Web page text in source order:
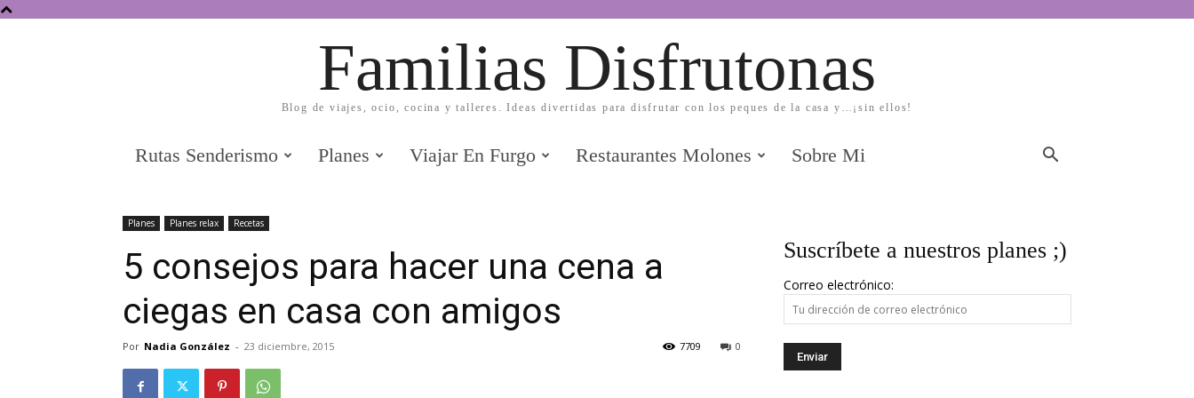
Familias Disfrutonas
Blog de viajes, ocio, cocina y talleres. Ideas divertidas para disfrutar con los peques de la casa y…¡sin ellos!
Rutas Senderismo Planes Viajar En Furgo Restaurantes Molones Sobre Mi
Planes Planes relax Recetas
5 consejos para hacer una cena a
ciegas en casa con amigos
Por Nadia González - 23 diciembre, 2015 0
7709
Suscríbete a nuestros planes ;)
Correo electrónico: